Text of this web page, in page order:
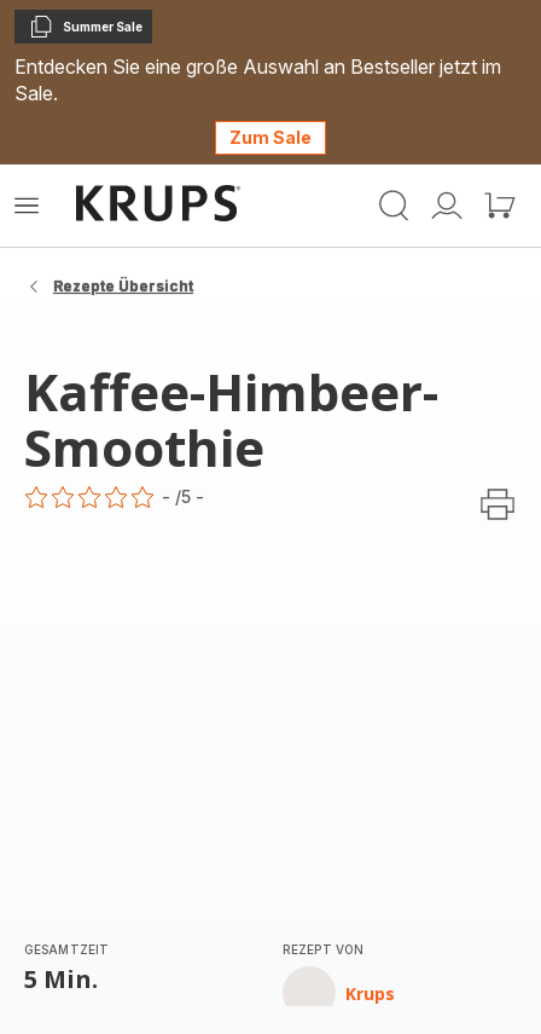
Kopieren
Summer Sale
Entdecken Sie eine große Auswahl an Bestseller jetzt im
Sale.
Zum Sale
Mein
Mein
Das
Rezepte Übersicht
Kaffee-Himbeer-
Smoothie
- /5 -
GESAMTZEIT
5 Min.
REZEPT VON
Krups